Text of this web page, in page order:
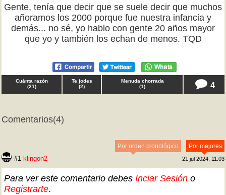
Gente, tenía que decir que se suele decir que muchos
añoramos los 2000 porque fue nuestra infancia y
demás... no sé, yo hablo con gente 20 años mayor
que yo y también los echan de menos. TQD
Cuánta razón
(21)
Te jodes
(2)
Menuda chorrada
(1) 4
Comentarios(4)
Por mejores
Por orden cronológico
#1 klingon2 21 jul 2024, 11:03
Para ver este comentario debes Inciar Sesión o
Registrarte.